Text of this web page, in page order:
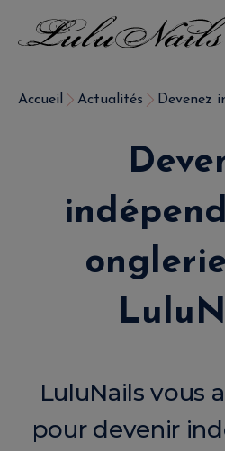
Accueil Actualités Devenez
LuluNails vous
pour devenir